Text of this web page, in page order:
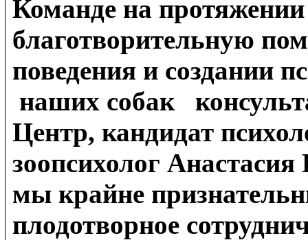
Команде на
благотворительную
поведения и создании
наших собак
Центр, кандидат
зоопсихолог
мы крайне
плодотворное